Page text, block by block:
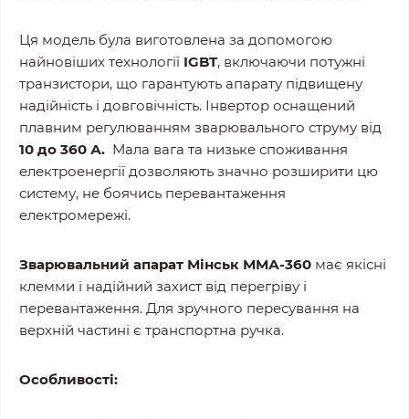
Ця модель була виготовлена за допомогою
найновіших технології IGBT, включаючи потужні
транзистори, що гарантують апарату підвищену
надійність і довговічність. Інвертор оснащений
плавним регулюванням зварювального струму від
10 до 360 А. Мала вага та низьке споживання
електроенергії дозволяють значно розширити цю
систему, не боячись перевантаження
електромережі.
Зварювальний апарат Мінськ ММА-360 має якісні
клемми і надійний захист від перегріву і
перевантаження. Для зручного пересування на
верхній частині є транспортна ручка.
Особливості: